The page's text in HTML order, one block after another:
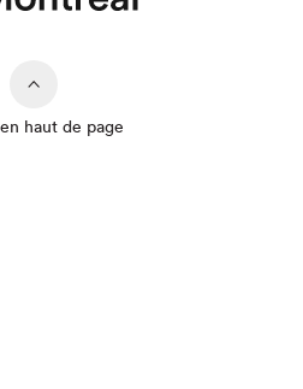
haut de page